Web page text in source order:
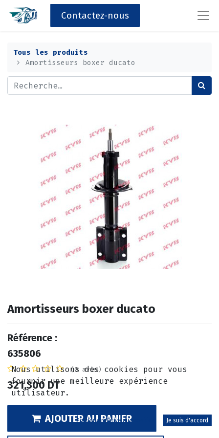
Contactez-nous
Tous les produits
Amortisseurs boxer ducato
Amortisseurs boxer ducato
Référence :
635806
(0 avis)
321,300 DT
AJOUTER AU PANIER
Nous utilisons des cookies pour vous
fournir une meilleure expérience
utilisateur.
Politique relative aux cookies Je suis d'accord